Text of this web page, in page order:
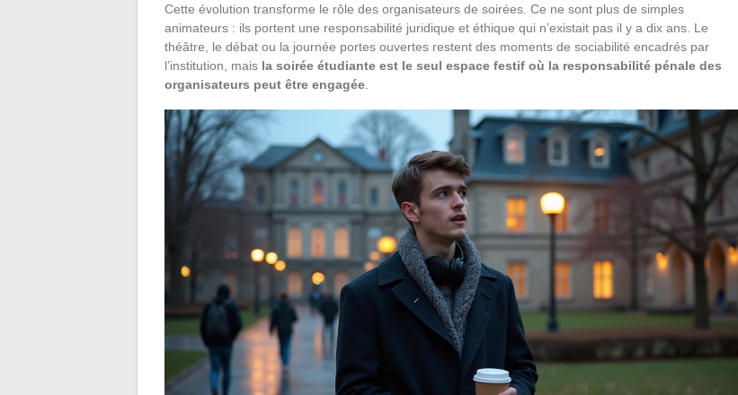
Cette évolution transforme le rôle des organisateurs de soirées. Ce ne sont plus de simples
animateurs : ils portent une responsabilité juridique et éthique qui n’existait pas il y a dix ans. Le
théâtre, le débat ou la journée portes ouvertes restent des moments de sociabilité encadrés par
l’institution, mais la soirée étudiante est le seul espace festif où la responsabilité pénale des
organisateurs peut être engagée